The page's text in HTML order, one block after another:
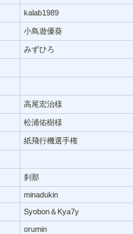
kalab1989
小鳥遊優葵
みずひろ
高尾宏治様
松浦佑樹様
紙飛行機選手権
刹那
minadukin
Syobon＆Kya7y
orumin